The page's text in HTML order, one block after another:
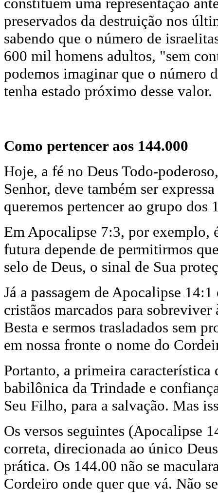
preservados da destruição nos
sabendo que o número de
600 mil homens adultos, "sem
podemos imaginar que o número
tenha estado próximo desse valor.
Como pertencer aos 144.000
Hoje, a fé no Deus Todo-
Senhor, deve também ser
queremos pertencer ao grupo dos
Em Apocalipse 7:3, por exemplo,
futura depende de permitirmos
selo de Deus, o sinal de Sua
Já a passagem de Apocalipse
cristãos marcados para
Besta e sermos trasladados sem
em nossa fronte o nome do
Portanto, a primeira
babilônica da Trindade e
Seu Filho, para a salvação. Mas
Os versos seguintes (Apocalipse
correta, direcionada ao único
prática. Os 144.00 não se
Cordeiro onde quer que vá. Não